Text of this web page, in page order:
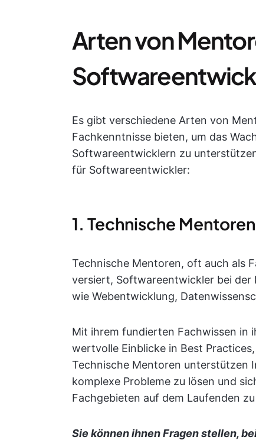
Arten von
Es gibt verschiedene Arten von
Fachkenntnisse bieten, um das
Softwareentwicklern zu
für Softwareentwickler:
1. Technische Mentoren
Technische Mentoren, oft auch als
versiert, Softwareentwickler bei der
wie Webentwicklung,
Mit ihrem fundierten Fachwissen in
wertvolle Einblicke in Best
Technische Mentoren unterstützen
komplexe Probleme zu lösen und
Fachgebieten auf dem Laufenden
Sie können ihnen Fragen stellen,